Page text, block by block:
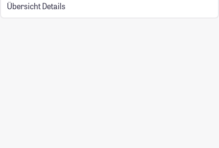
Übersicht Details